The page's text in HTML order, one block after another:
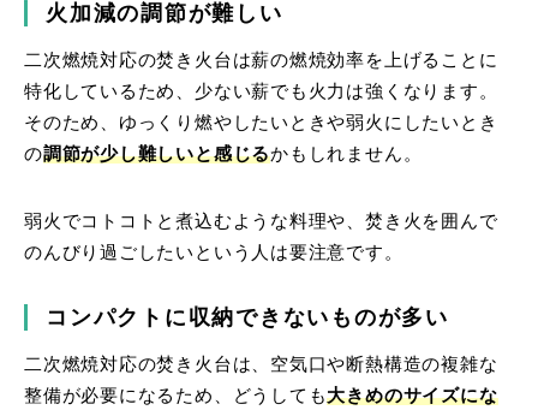
火加減の調節が難しい
二次燃焼対応の焚き火台は薪の燃焼効率を上げることに
特化しているため、少ない薪でも火力は強くなります。
そのため、ゆっくり燃やしたいときや弱火にしたいとき
の調節が少し難しいと感じるかもしれません。
弱火でコトコトと煮込むような料理や、焚き火を囲んで
のんびり過ごしたいという人は要注意です。
コンパクトに収納できないものが多い
二次燃焼対応の焚き火台は、空気口や断熱構造の複雑な
整備が必要になるため、どうしても大きめのサイズにな